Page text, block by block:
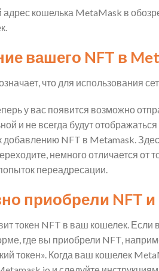
кошелька MetaMask в
вашего NFT в
что для использования
у вас появится возможно
и не всегда будут
NFT в Metamask.
немного отличается от
переадресации.
приобрели NFT и
токен NFT в ваш кошелек. Если
где вы приобрели NFT,
токен». Когда ваш кошелек